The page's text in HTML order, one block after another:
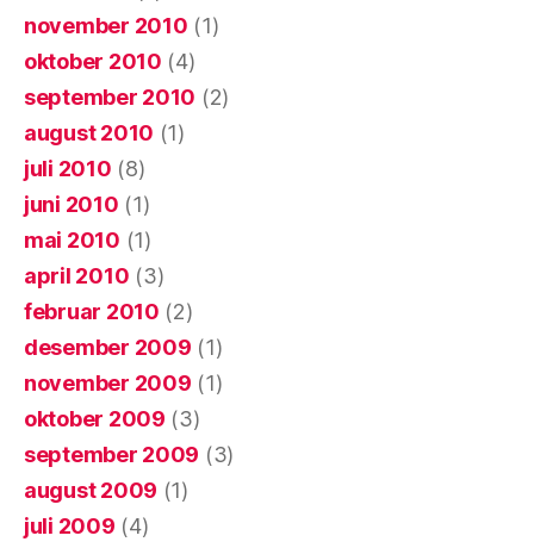
november 2010 (1)
oktober 2010 (4)
september 2010 (2)
august 2010 (1)
juli 2010 (8)
juni 2010 (1)
mai 2010 (1)
april 2010 (3)
februar 2010 (2)
desember 2009 (1)
november 2009 (1)
oktober 2009 (3)
september 2009 (3)
august 2009 (1)
juli 2009 (4)